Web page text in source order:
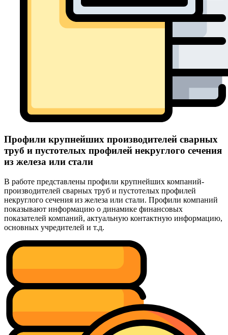
Профили крупнейших производителей сварных
труб и пустотелых профилей некруглого сечения
из железа или стали
В работе представлены профили крупнейших компаний-
производителей сварных труб и пустотелых профилей
некруглого сечения из железа или стали. Профили компаний
показывают информацию о динамике финансовых
показателей компаний, актуальную контактную информацию,
основных учредителей и т.д.